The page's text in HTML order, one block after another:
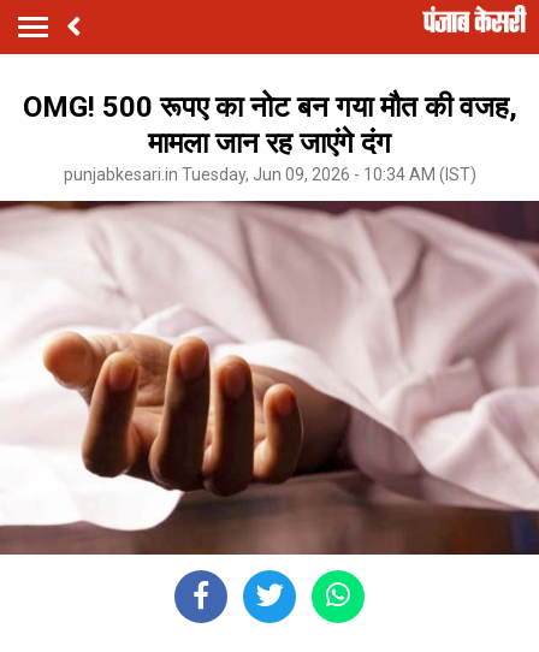
OMG! 500 रूपए का नोट बन गया मौत की वजह,
मामला जान रह जाएंगे दंग
punjabkesari.in Tuesday, Jun 09, 2026 - 10:34 AM (IST)